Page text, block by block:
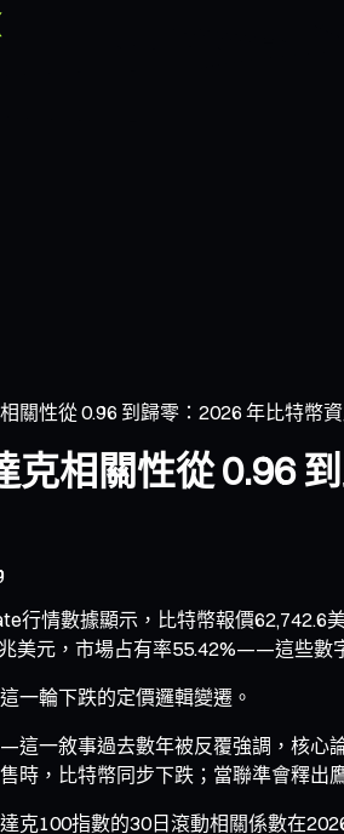
關性從 0.96 到歸零：2026 年比特幣
克相關性從 0.96
行情數據顯示，比特幣報價62,742.6
美元，市場占有率55.42%——這些數
一輪下跌的定價邏輯變遷。
這一敘事過去數年被反覆強調，核心
時，比特幣同步下跌；當聯準會釋出
克100指數的30日滾動相關係數在